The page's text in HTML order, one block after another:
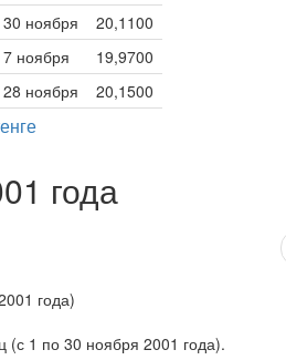
30 ноября
20,1100
7 ноября
19,9700
28 ноября 20,1500
года
(с 1 по 30 ноября 2001 года).